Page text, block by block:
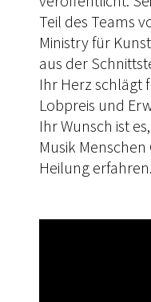
Teil des Teams
Ministry für
aus der
Ihr Herz schlägt
Lobpreis und
Ihr Wunsch ist
Musik
Heilung erfahren.